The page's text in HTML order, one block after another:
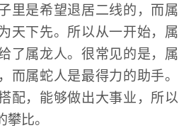
里是希望退居二线的，而属
天下先。所以从一开始，属
了属龙人。很常见的是，属
而属蛇人是最得力的助手。
配，能够做出大事业，所以
比。